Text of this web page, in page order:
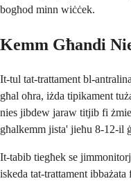
bogħod minn wiċċek.
Kemm Għandi
It-tul tat-trattament bl-
għal oħra, iżda tipikament
nies jibdew jaraw titjib fi
għalkemm jista' jieħu 8-12-il
It-tabib tiegħek se
iskeda tat-trattament